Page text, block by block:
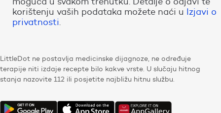
korištenju vaših podataka možete naći u Izjavi o
privatnosti.
LittleDot ne postavlja medicinske dijagnoze, ne određuje
terapije niti izdaje recepte bilo kakve vrste. U slučaju hitnog
stanja nazovite 112 ili posjetite najbližu hitnu službu.